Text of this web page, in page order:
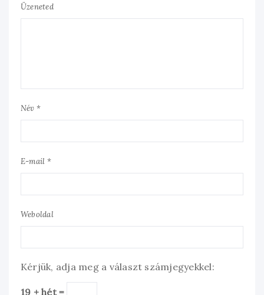
Üzeneted
Név *
E-mail *
Weboldal
Kérjük, adja meg a választ számjegyekkel:
19 + hét =